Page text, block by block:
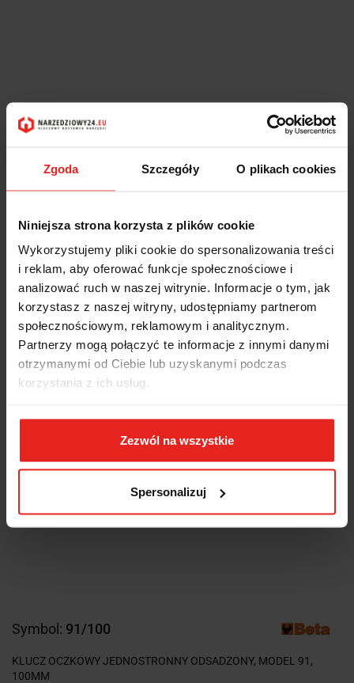
Zgoda Szczegóły O plikach cookies
Niniejsza strona korzysta z plików cookie
Wykorzystujemy pliki cookie do spersonalizowania treści
i reklam, aby oferować funkcje społecznościowe i
analizować ruch w naszej witrynie. Informacje o tym, jak
korzystasz z naszej witryny, udostępniamy partnerom
społecznościowym, reklamowym i analitycznym.
Partnerzy mogą połączyć te informacje z innymi danymi
otrzymanymi od Ciebie lub uzyskanymi podczas
korzystania z ich usług.
Zezwól na wszystkie
Spersonalizuj
Symbol: 91/100
KLUCZ OCZKOWY JEDNOSTRONNY ODSADZONY, MODEL 91,
100MM